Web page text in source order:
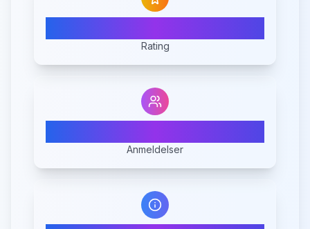
Rating
Anmeldelser